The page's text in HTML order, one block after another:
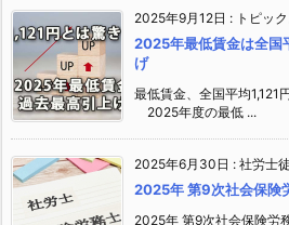
2025年9月12日 : トピッ
2025年最低賃金は全国
げ
最低賃金、全国平均
2025年度の最低 ...
2025年6月30日 : 社労士
2025年 第9次社会保険
2025年 第9次社会保険